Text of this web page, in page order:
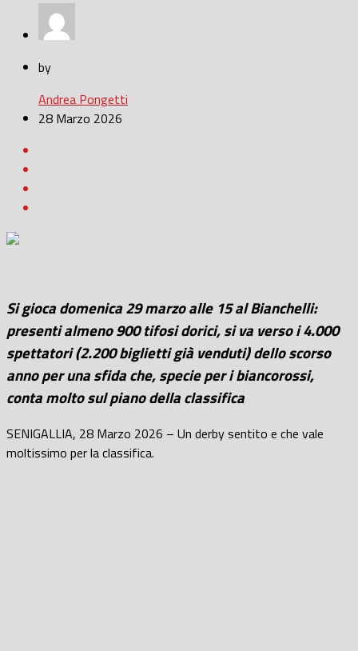
by
Andrea Pongetti
28 Marzo 2026
Si gioca domenica 29 marzo alle 15 al Bianchelli:
presenti almeno 900 tifosi dorici, si va verso i 4.000
spettatori (2.200 biglietti già venduti) dello scorso
anno per una sfida che, specie per i biancorossi,
conta molto sul piano della classifica
SENIGALLIA, 28 Marzo 2026 – Un derby sentito e che vale
moltissimo per la classifica.